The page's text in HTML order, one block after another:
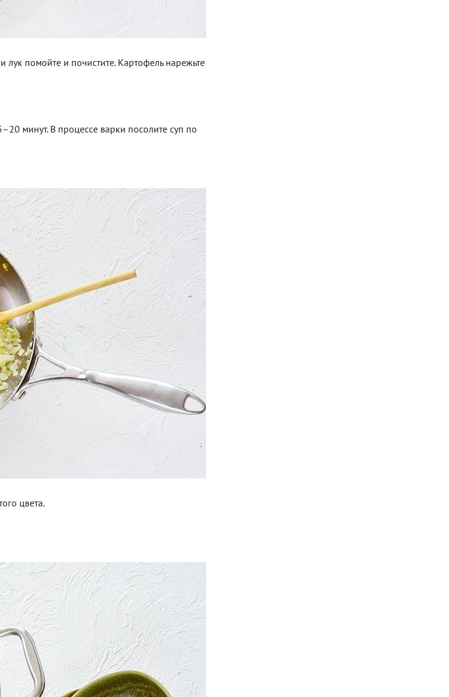
помойте и почистите. Картофель нарежьте
минут. В процессе варки посолите суп по
цвета.